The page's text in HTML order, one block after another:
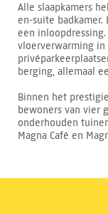
Alle slaapkamers
en-suite badkamer.
een
vloerverwarming
berging, allemaal
Binnen het
bewoners van vier
onderhouden
Magna Café en